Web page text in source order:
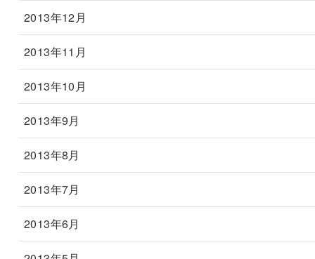
2013年12月
2013年11月
2013年10月
2013年9月
2013年8月
2013年7月
2013年6月